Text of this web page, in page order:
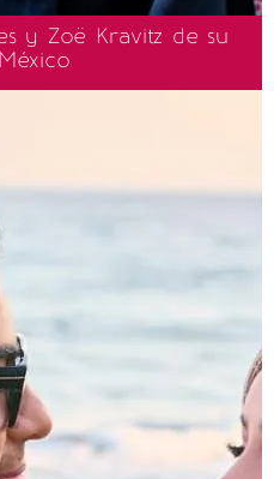
y Zoë Kravitz de su